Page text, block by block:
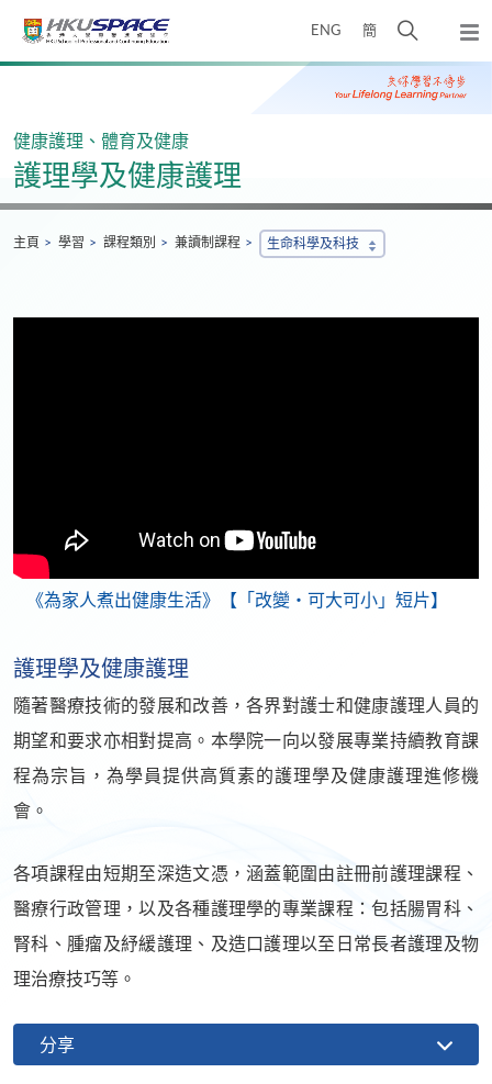
ENG 簡
開
搜
尋
彈
出
主
Main
健康護理、體育及健康
護理學及健康護理
主頁 學習 課程類別 兼讀制課程 生命科學及科技
《為家人煮出健康生活》【「改變‧可大可小」短片】
護理學及健康護理
隨著醫療技術的發展和改善，各界對護士和健康護理人員的
期望和要求亦相對提高。本學院一向以發展專業持續教育課
程為宗旨，為學員提供高質素的護理學及健康護理進修機
會。
各項課程由短期至深造文憑，涵蓋範圍由註冊前護理課程、
醫療行政管理，以及各種護理學的專業課程：包括腸胃科、
腎科、腫瘤及紓緩護理、及造口護理以至日常長者護理及物
理治療技巧等。
分享